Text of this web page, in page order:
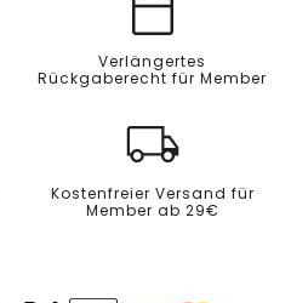
Verlängertes
Rückgaberecht für Member
Kostenfreier Versand für
Member ab 29€